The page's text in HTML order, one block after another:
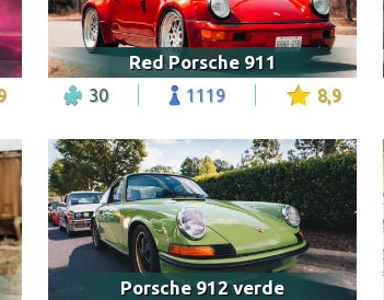
Red Porsche 911
30 1119 8,9
Porsche 912 verde